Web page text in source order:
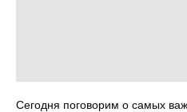
Сегодня поговорим о самых